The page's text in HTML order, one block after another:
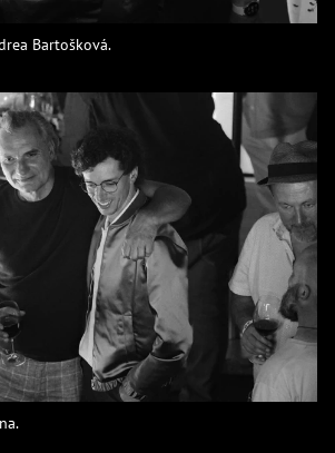
Bartošková.